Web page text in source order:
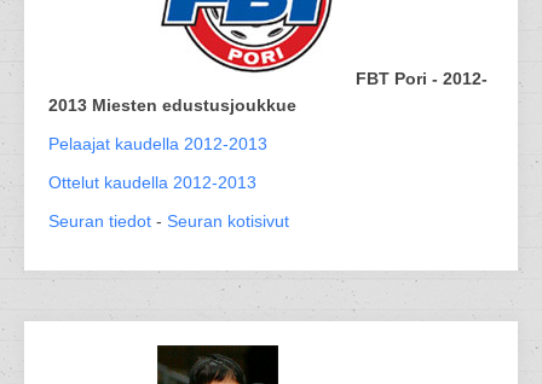
FBT Pori - 2012-
2013 Miesten edustusjoukkue
Pelaajat kaudella 2012-2013
Ottelut kaudella 2012-2013
Seuran tiedot - Seuran kotisivut